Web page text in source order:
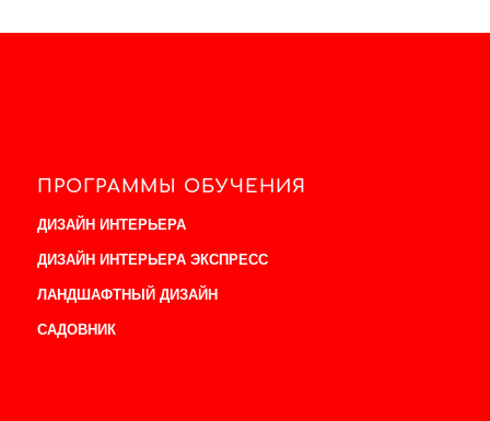
ПРОГРАММЫ ОБУЧЕНИЯ
ДИЗАЙН ИНТЕРЬЕРА
ДИЗАЙН ИНТЕРЬЕРА ЭКСПРЕСС
ЛАНДШАФТНЫЙ ДИЗАЙН
САДОВНИК